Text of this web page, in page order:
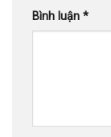
Bình luận *